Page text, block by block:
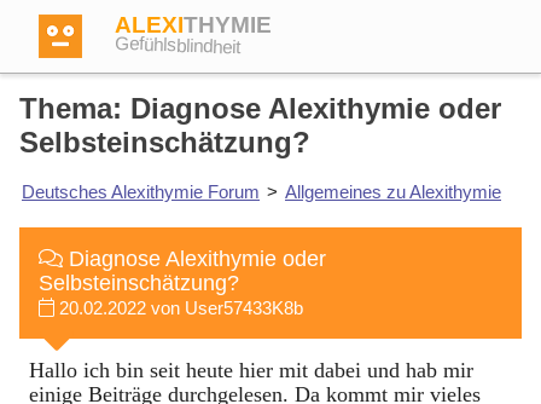
ALEXITHYMIE
Gefühlsblindheit
Anmelden
Test
Dictionary
Thema: Diagnose Alexithymie oder
Selbsteinschätzung?
Deutsches Alexithymie Forum > Allgemeines zu Alexithymie
Diagnose Alexithymie oder
Selbsteinschätzung?
20.02.2022 von User57433K8b
Hallo ich bin seit heute hier mit dabei und hab mir
einige Beiträge durchgelesen. Da kommt mir vieles